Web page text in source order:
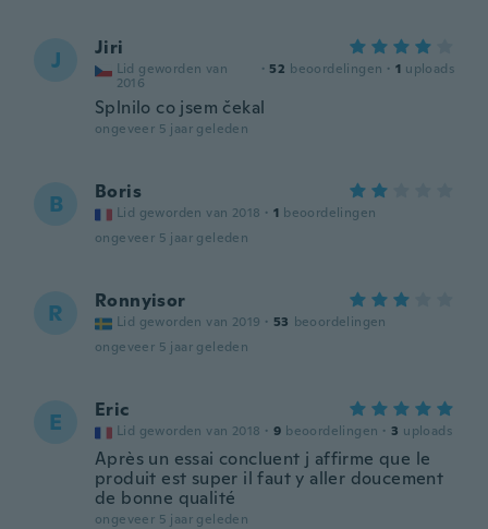
J Jiri
Lid geworden van
2016
· 52 beoordelingen · 1 uploads
Splnilo co jsem čekal
ongeveer 5 jaar geleden
B Boris
Lid geworden van 2018 · 1 beoordelingen
ongeveer 5 jaar geleden
R Ronnyisor
Lid geworden van 2019 · 53 beoordelingen
ongeveer 5 jaar geleden
E Eric
Lid geworden van 2018 · 9 beoordelingen · 3 uploads
Après un essai concluent j affirme que le
produit est super il faut y aller doucement
de bonne qualité
ongeveer 5 jaar geleden